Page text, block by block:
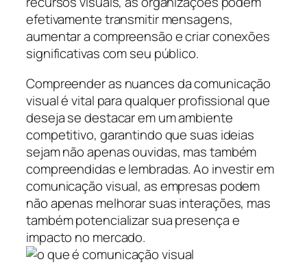
efetivamente transmitir mensagens,
aumentar a compreensão e criar conexões
significativas com seu público.
Compreender as nuances da comunicação
visual é vital para qualquer profissional que
deseja se destacar em um ambiente
competitivo, garantindo que suas ideias
sejam não apenas ouvidas, mas também
compreendidas e lembradas. Ao investir em
comunicação visual, as empresas podem
não apenas melhorar suas interações, mas
também potencializar sua presença e
impacto no mercado.